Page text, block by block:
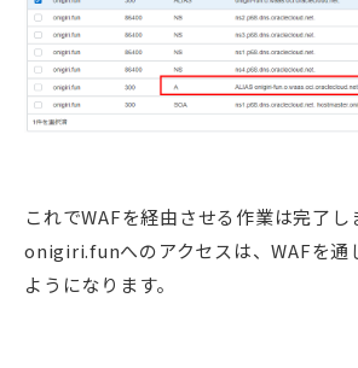
これでWAFを経由させる作業は完了し
onigiri.funへのアクセスは、WAFを通
ようになります。